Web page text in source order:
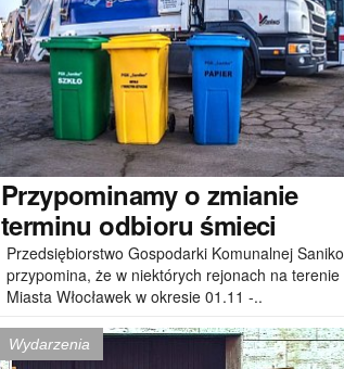
Przypominamyo zmianie
terminu odbioru śmieci
Przedsiębiorstwo Gospodarki Komunalnej Saniko
przypomina, że w niektórych rejonach na terenie
Miasta Włocławek w okresie 01.11 -..
Wydarzenia